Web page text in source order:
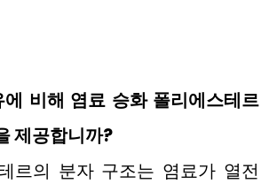
에 비해 염료 승화 폴리에스테르
제공합니까?
르의 분자 구조는 염료가 열전